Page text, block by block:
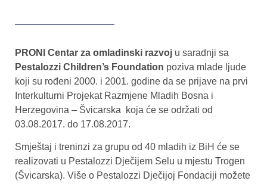
PRONI Centar za omladinski razvoj u saradnji sa
Pestalozzi Children’s Foundation poziva mlade ljude
koji su rođeni 2000. i 2001. godine da se prijave na prvi
Interkulturni Projekat Razmjene Mladih Bosna i
Herzegovina – Švicarska koja će se održati od
03.08.2017. do 17.08.2017.
Smještaj i treninzi za grupu od 40 mladih iz BiH će se
realizovati u Pestalozzi Dječijem Selu u mjestu Trogen
(Švicarska). Više o Pestalozzi Dječijoj Fondaciji možete